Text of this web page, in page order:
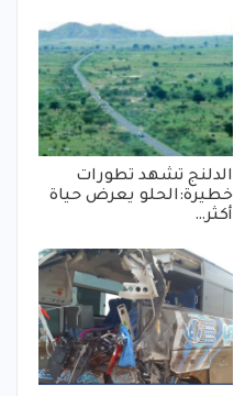
الدلنج تشهد تطورات
خطيرة:الحلو يعرض حياة
أكثر…